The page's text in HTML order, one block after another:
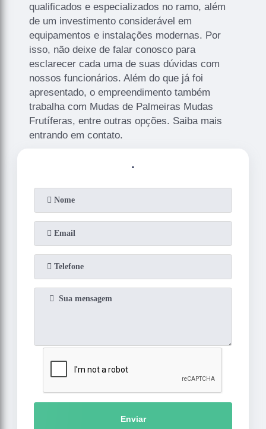
qualificados e especializados no ramo, além
de um investimento considerável em
equipamentos e instalações modernas. Por
isso, não deixe de falar conosco para
esclarecer cada uma de suas dúvidas com
nossos funcionários. Além do que já foi
apresentado, o empreendimento também
trabalha com Mudas de Palmeiras Mudas
Frutíferas, entre outras opções. Saiba mais
entrando em contato.
.
Enviar